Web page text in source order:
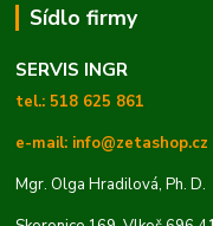
Sídlo firmy
SERVIS INGR
tel.: 518 625 861
e-mail: info@zetashop.cz
Mgr. Olga Hradilová, Ph. D.